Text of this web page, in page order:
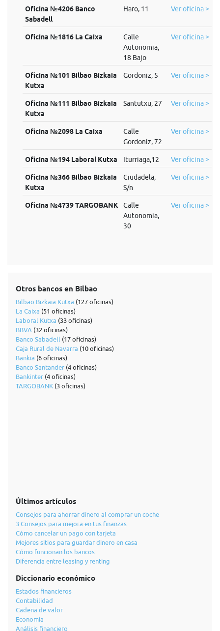
Oficina №4206 Banco
Sabadell
Haro, 11 Ver oficina >
Oficina №1816 La Caixa
Calle
Autonomia,
18 Bajo
Ver oficina >
Oficina №101 Bilbao Bizkaia
Kutxa
Gordoniz, 5 Ver oficina >
Oficina №111 Bilbao Bizkaia
Kutxa
Santutxu, 27 Ver oficina >
Oficina №2098 La Caixa
Calle
Gordoniz, 72
Ver oficina >
Oficina №194 Laboral Kutxa Iturriaga,12 Ver oficina >
Oficina №366 Bilbao Bizkaia
Kutxa
Ciudadela,
S/n
Ver oficina >
Oficina №4739 TARGOBANK
Calle
Autonomia,
30
Ver oficina >
Otros bancos en Bilbao
Bilbao Bizkaia Kutxa (127 oficinas)
La Caixa (51 oficinas)
Laboral Kutxa (33 oficinas)
BBVA (32 oficinas)
Banco Sabadell (17 oficinas)
Caja Rural de Navarra (10 oficinas)
Bankia (6 oficinas)
Banco Santander (4 oficinas)
Bankinter (4 oficinas)
TARGOBANK (3 oficinas)
Últimos artículos
Consejos para ahorrar dinero al comprar un coche
3 Consejos para mejora en tus finanzas
Cómo cancelar un pago con tarjeta
Mejores sitios para guardar dinero en casa
Cómo funcionan los bancos
Diferencia entre leasing y renting
Diccionario económico
Estados financieros
Contabilidad
Cadena de valor
Economía
Análisis financiero